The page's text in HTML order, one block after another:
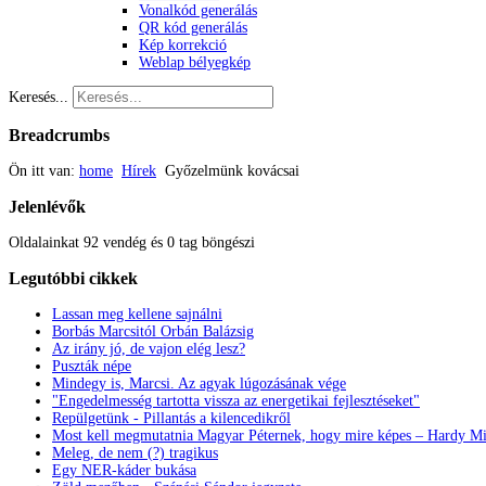
Vonalkód generálás
QR kód generálás
Kép korrekció
Weblap bélyegkép
Keresés...
Breadcrumbs
Ön itt van: home Hírek Győzelmünk kovácsai
Jelenlévők
Oldalainkat 92 vendég és 0 tag böngészi
Legutóbbi cikkek
Lassan meg kellene sajnálni
Borbás Marcsitól Orbán Balázsig
Az irány jó, de vajon elég lesz?
Puszták népe
Mindegy is, Marcsi. Az agyak lúgozásának vége
"Engedelmesség tartotta vissza az energetikai fejlesztéseket"
Repülgetünk - Pillantás a kilencedikről
Most kell megmutatnia Magyar Péternek, hogy mire képes – Hardy
Meleg, de nem (?) tragikus
Egy NER-káder bukása